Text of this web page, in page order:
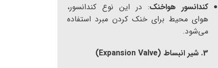
کندانسور هواخنک: در این نوع کندانسور،
هوای محیط برای خنک کردن مبرد استفاده
می‌شود.
3. شیر انبساط (Expansion Valve)